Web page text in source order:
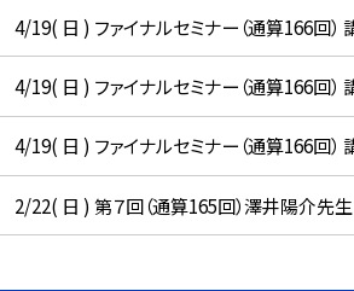
4/19( 日 ) ファイナルセミナー（通算166回）
4/19( 日 ) ファイナルセミナー（通算166回）
4/19( 日 ) ファイナルセミナー（通算166回）
2/22( 日 ) 第７回（通算165回）澤井陽介先